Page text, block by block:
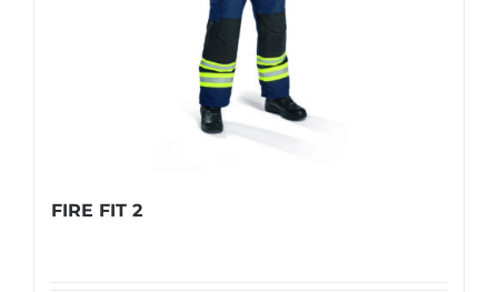
FIRE FIT 2